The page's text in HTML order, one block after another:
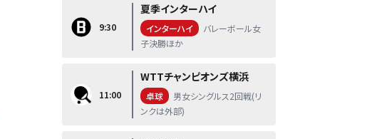
9:30
夏季インターハイ
インターハイ
バレーボール女
子決勝ほか
11:00
WTTチャンピオンズ横浜
卓球
男女シングルス2回戦(リ
ンクは外部)